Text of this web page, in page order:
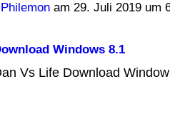
am 29. Juli 2019 um
Windows 8.1
Vs Life Download